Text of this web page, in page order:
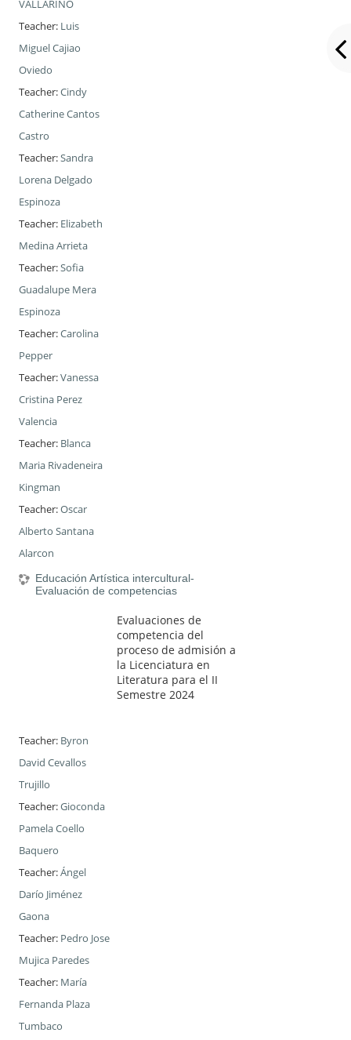
VALLARINO
Teacher: Luis
Miguel Cajiao
Oviedo
Teacher:Cindy
Catherine Cantos
Castro
Teacher:Sandra
Lorena Delgado
Espinoza
Teacher: Elizabeth
Medina Arrieta
Teacher:Sofia
Guadalupe Mera
Espinoza
Teacher:Carolina
Pepper
Teacher:Vanessa
Cristina Perez
Valencia
Teacher: Blanca
Maria Rivadeneira
Kingman
Teacher:Oscar
Alberto Santana
Alarcon
Educación Artística intercultural-
Evaluación de competencias
Evaluaciones de
competencia del
proceso de admisión a
la Licenciatura en
Literatura para el II
Semestre 2024
Teacher: Byron
David Cevallos
Trujillo
Teacher:Gioconda
Pamela Coello
Baquero
Teacher:Ángel
Darío Jiménez
Gaona
Teacher: Pedro Jose
Mujica Paredes
Teacher: María
Fernanda Plaza
Tumbaco